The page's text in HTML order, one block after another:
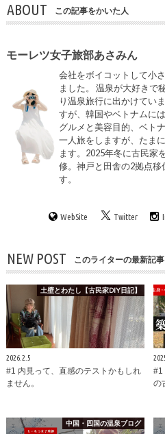
ABOUT この記事をかいた人
モーレツ女子旅部あさみん
会社をボイコットして小
ました。 温泉が大好きで
り温泉旅行に出かけてい
すが、韓国やベトナムに
グルメと美容目的、ベト
一人旅をしますが、たま
ます。2025年冬に古民家
修。神戸と田舎の2拠点移
す。
WebSite Twitter
NEW POST このライターの最新記事
土壁とわたし【古民家DIY日記】
2026.2.5
#1 内見って、直感のテストかもしれ
ません。
#1
の
中国・四国の温泉ブログ